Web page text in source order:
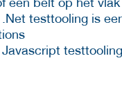
.Net testtooling is